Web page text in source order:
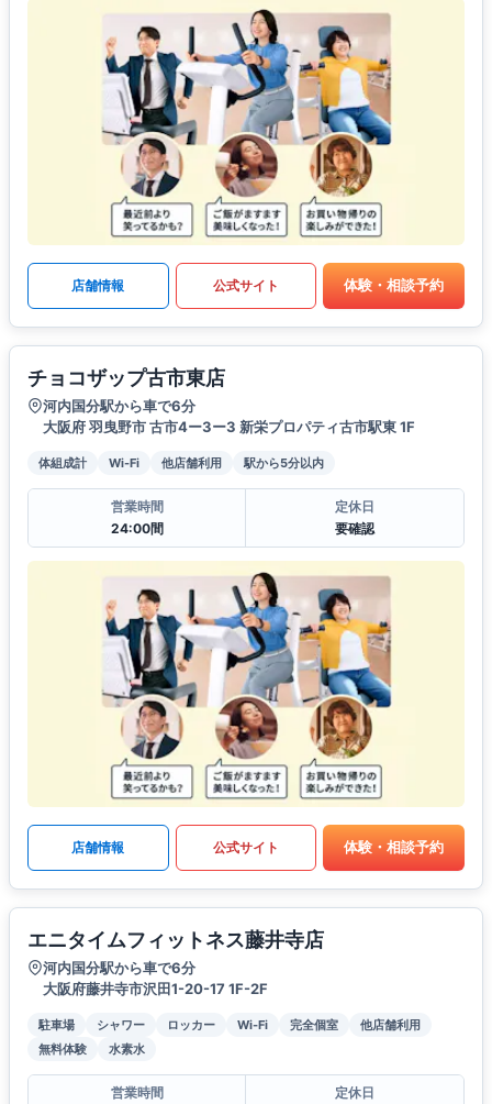
店舗情報 公式サイト 体験・相談予約
チョコザップ古市東店
河内国分駅から車で6分
大阪府 羽曳野市 古市4ー3ー3 新栄プロパティ古市駅東 1F
体組成計 Wi-Fi 他店舗利用 駅から5分以内
営業時間
24:00間
定休日
要確認
店舗情報 公式サイト 体験・相談予約
エニタイムフィットネス藤井寺店
河内国分駅から車で6分
大阪府藤井寺市沢田1-20-17 1F-2F
駐車場 シャワー ロッカー Wi-Fi 完全個室
他店舗利用
無料体験
水素水
営業時間
定休日